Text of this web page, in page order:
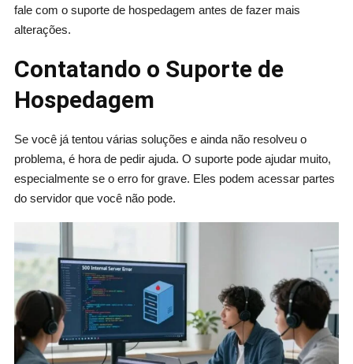
fale com o suporte de hospedagem antes de fazer mais
alterações.
Contatando o Suporte de
Hospedagem
Se você já tentou várias soluções e ainda não resolveu o
problema, é hora de pedir ajuda. O suporte pode ajudar muito,
especialmente se o erro for grave. Eles podem acessar partes
do servidor que você não pode.